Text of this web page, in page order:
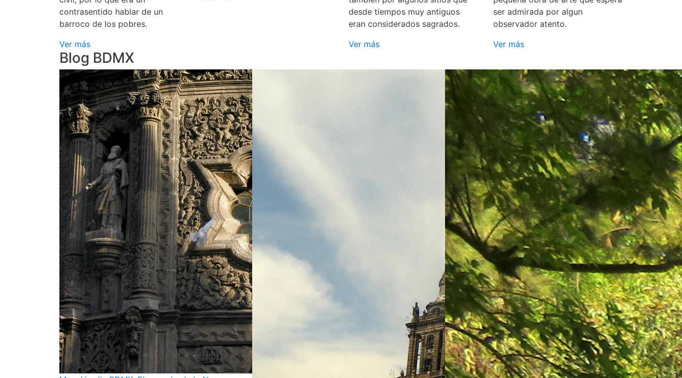
contrasentido hablar de un
barroco de los pobres.
Ver más
desde tiempos muy antiguos
eran considerados sagrados.
Ver más
ser admirada por algun
observador atento.
Ver más
Blog BDMX